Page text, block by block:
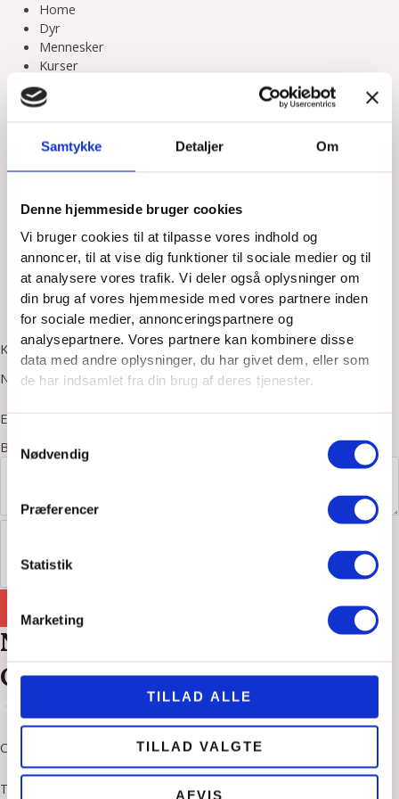
Samtykke Detaljer Om
Denne hjemmeside bruger cookies
Vi bruger cookies til at tilpasse vores indhold og
annoncer, til at vise dig funktioner til sociale medier og til
at analysere vores trafik. Vi deler også oplysninger om
din brug af vores hjemmeside med vores partnere inden
for sociale medier, annonceringspartnere og
analysepartnere. Vores partnere kan kombinere disse
data med andre oplysninger, du har givet dem, eller som
de har indsamlet fra din brug af deres tjenester.
Nødvendig
Præferencer
Statistik
Marketing
TILLAD ALLE
TILLAD VALGTE
AFVIS
indholdet
Home
Dyr
Mennesker
Kurser
Produkter
Home
Mennesker
Produkter
Hundefoder
Profil
Priser
Kontakt
Kontaktformular
Navn*
Email
Besked
Naturterapeut
Cornelia Reinholz
Cookie og privatlivspolitik
CVR 27602088
Tlf. 24405724